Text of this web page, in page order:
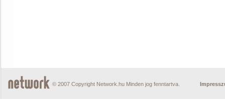
© 2007 Copyright Network.hu Minden jog fenntartva.